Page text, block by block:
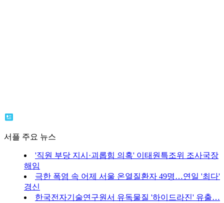
서플 주요 뉴스
'직원 부당 지시·괴롭힘 의혹' 이태원특조위 조사국장
해임
극한 폭염 속 어제 서울 온열질환자 49명…연일 '최다'
경신
한국전자기술연구원서 유독물질 '하이드라진' 유출…